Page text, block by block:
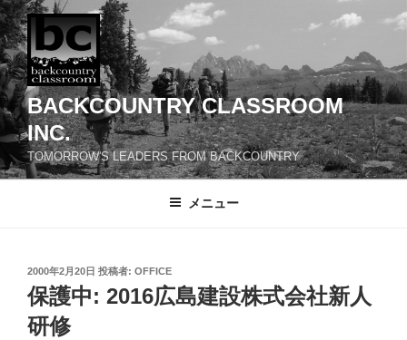
コ
ン
テ
ン
ツ
へ
ス
キ
ッ
BACKCOUNTRY CLASSROOM
INC.
TOMORROW'S LEADERS FROM BACKCOUNTRY
メニュー
投
稿
日:
2000年2月20日 投稿者: OFFICE
保護中: 2016広島建設株式会社新人
研修